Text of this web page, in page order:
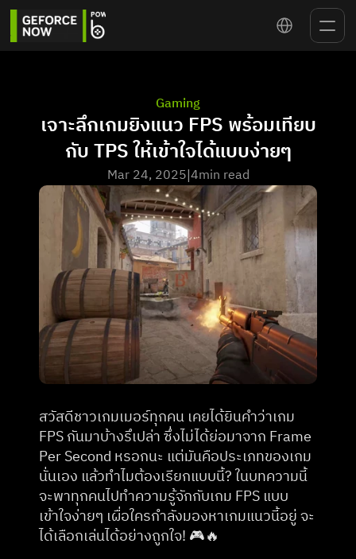
Select Language
Gaming
เจาะลึกเกมยิงแนว FPS พร้อมเทียบ
กับ TPS ให้เข้าใจได้แบบง่ายๆ
Mar 24, 2025|4min read
สวัสดีชาวเกมเมอร์ทุกคน เคยได้ยินคำว่าเกม
FPS กันมาบ้างรึเปล่า ซึ่งไม่ได้ย่อมาจาก Frame
Per Second หรอกนะ แต่มันคือประเภทของเกม
นั่นเอง แล้วทำไมต้องเรียกแบบนี้? ในบทความนี้
จะพาทุกคนไปทำความรู้จักกับเกม FPS แบบ
เข้าใจง่ายๆ เผื่อใครกำลังมองหาเกมแนวนี้อยู่ จะ
ได้เลือกเล่นได้อย่างถูกใจ! 🎮🔥